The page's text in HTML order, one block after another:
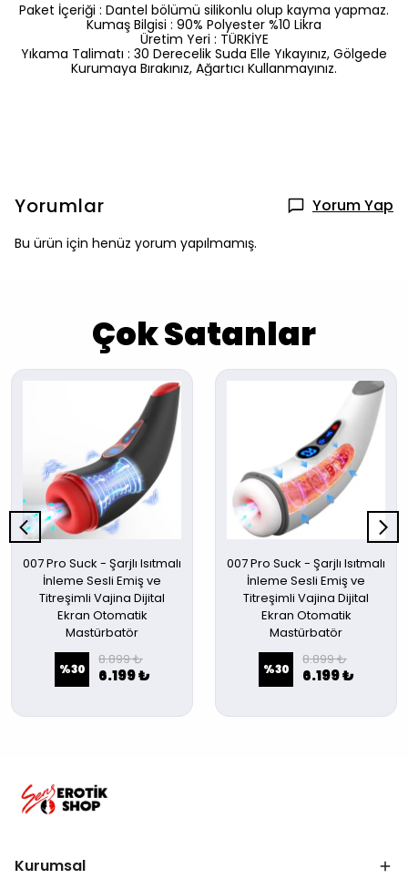
Paket İçeriği : Dantel bölümü silikonlu olup kayma yapmaz.
Kumaş Bilgisi : 90% Polyester %10 Likra
Üretim Yeri : TÜRKİYE
Yıkama Talimatı : 30 Derecelik Suda Elle Yıkayınız, Gölgede
Kurumaya Bırakınız, Ağartıcı Kullanmayınız.
Yorumlar Yorum Yap
Bu ürün için henüz yorum yapılmamış.
Çok Satanlar
007 Pro Suck - Şarjlı Isıtmalı
İnleme Sesli Emiş ve
Titreşimli Vajina Dijital
Ekran Otomatik
Mastürbatör
%30
8.899 ₺
6.199 ₺
007 Pro Suck - Şarjlı Isıtmalı
İnleme Sesli Emiş ve
Titreşimli Vajina Dijital
Ekran Otomatik
Mastürbatör
%30
8.899 ₺
6.199 ₺
Kurumsal